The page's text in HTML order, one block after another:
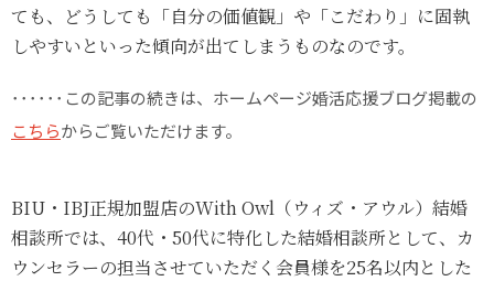
ても、どうしても「自分の価値観」や「こだわり」に固執
しやすいといった傾向が出てしまうものなのです。
･･････この記事の続きは、ホームページ婚活応援ブログ掲載の
こちらからご覧いただけます。
BIU・IBJ正規加盟店のWith Owl（ウィズ・アウル）結婚
相談所では、40代・50代に特化した結婚相談所として、カ
ウンセラーの担当させていただく会員様を25名以内とした